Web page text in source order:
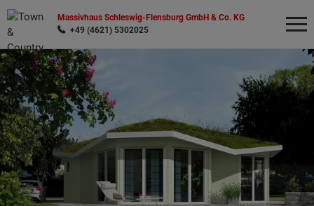
Massivhaus Schleswig-Flensburg GmbH & Co. KG
+49 (4621) 5302025
Wonach möchten Sie suchen?